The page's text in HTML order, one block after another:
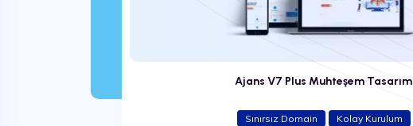
Ajans V7 Plus Muhteşem Tasarım
Sınırsız Domain Kolay Kurulum